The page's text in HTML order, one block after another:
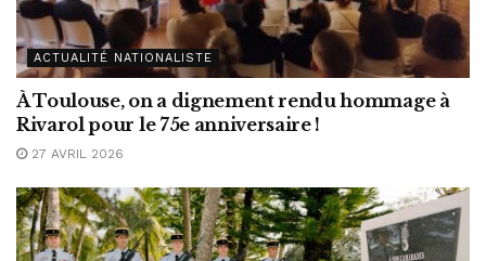
ACTUALITÉ NATIONALISTE
À Toulouse, on a dignement rendu hommage à
Rivarol pour le 75e anniversaire !
27 AVRIL 2026